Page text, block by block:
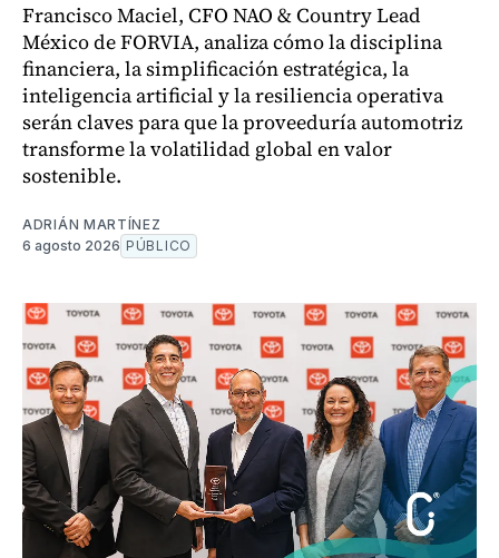
Francisco Maciel, CFO NAO & Country Lead
México de FORVIA, analiza cómo la disciplina
financiera, la simplificación estratégica, la
inteligencia artificial y la resiliencia operativa
serán claves para que la proveeduría automotriz
transforme la volatilidad global en valor
sostenible.
ADRIÁN MARTÍNEZ
6 agosto 2026 PÚBLICO